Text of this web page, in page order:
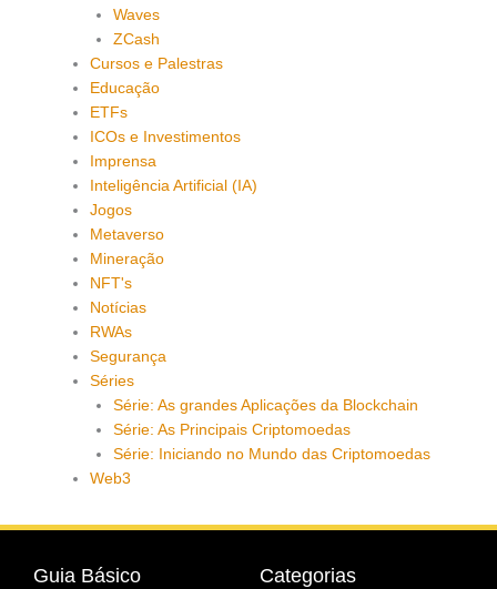
Waves
ZCash
Cursos e Palestras
Educação
ETFs
ICOs e Investimentos
Imprensa
Inteligência Artificial (IA)
Jogos
Metaverso
Mineração
NFT's
Notícias
RWAs
Segurança
Séries
Série: As grandes Aplicações da Blockchain
Série: As Principais Criptomoedas
Série: Iniciando no Mundo das Criptomoedas
Web3
Guia Básico Categorias